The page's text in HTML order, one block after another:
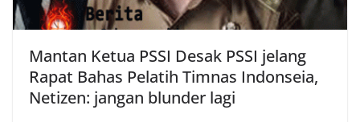
Mantan Ketua PSSI Desak PSSI jelang
Rapat Bahas Pelatih Timnas Indonseia,
Netizen: jangan blunder lagi